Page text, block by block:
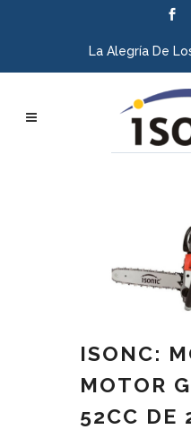
La Alegría De
ISONC:
MOTOR
52CC DE